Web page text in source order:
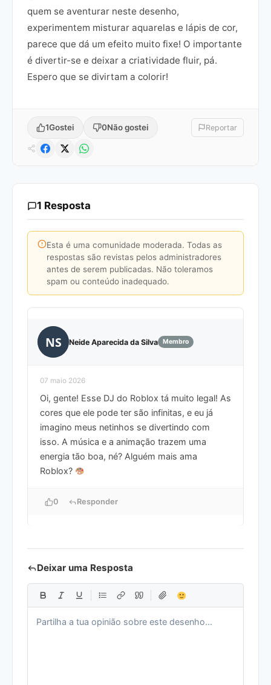
quem se aventurar neste desenho,
experimentem misturar aquarelas e lápis de cor,
parece que dá um efeito muito fixe! O importante
é divertir-se e deixar a criatividade fluir, pá.
Espero que se divirtam a colorir!
1Gostei 0Não gostei Reportar
1 Resposta
Esta é uma comunidade moderada. Todas as
respostas são revistas pelos administradores
antes de serem publicadas. Não toleramos
spam ou conteúdo inadequado.
NS Neide Aparecida da Silva Membro
07 maio 2026
Oi, gente! Esse DJ do Roblox tá muito legal! As
cores que ele pode ter são infinitas, e eu já
imagino meus netinhos se divertindo com
isso. A música e a animação trazem uma
energia tão boa, né? Alguém mais ama
Roblox?
0 Responder
Deixar uma Resposta